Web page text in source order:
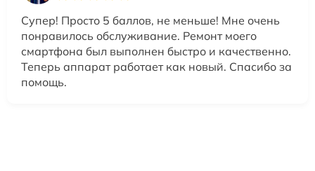
Супер! Просто 5 баллов, не меньше! Мне очень
понравилось обслуживание. Ремонт моего
смартфона был выполнен быстро и качественно.
Теперь аппарат работает как новый. Спасибо за
помощь.